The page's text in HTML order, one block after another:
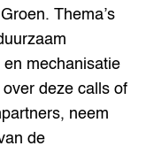
Thema’s
en mechanisatie
deze calls of
neem
de